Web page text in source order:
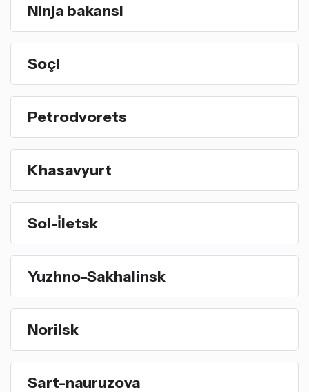
Ninja bakansi
Soçi
Petrodvorets
Khasavyurt
Sol-i̇letsk
Yuzhno-Sakhalinsk
Norilsk
Sart-nauruzova